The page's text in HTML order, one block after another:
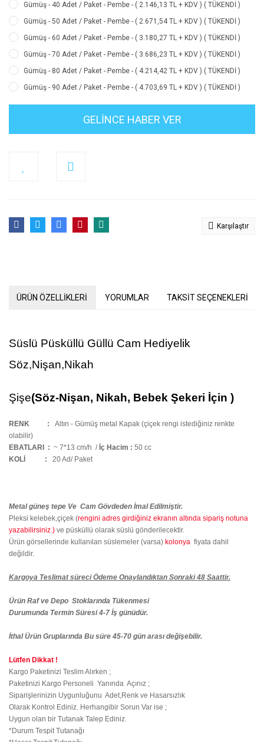
Gümüş - 40 Adet / Paket - Pembe - ( 2.146,13 TL + KDV ) ( TÜKENDİ )
Gümüş - 50 Adet / Paket - Pembe - ( 2.671,54 TL + KDV ) ( TÜKENDİ )
Gümüş - 60 Adet / Paket - Pembe - ( 3.180,27 TL + KDV ) ( TÜKENDİ )
Gümüş - 70 Adet / Paket - Pembe - ( 3.686,23 TL + KDV ) ( TÜKENDİ )
Gümüş - 80 Adet / Paket - Pembe - ( 4.214,42 TL + KDV ) ( TÜKENDİ )
Gümüş - 90 Adet / Paket - Pembe - ( 4.703,69 TL + KDV ) ( TÜKENDİ )
GELİNCE HABER VER
Karşılaştır
ÜRÜN ÖZELLİKLERİ YORUMLAR TAKSİT SEÇENEKLERİ
Süslü Püsküllü Güllü Cam Hediyelik
Söz,Nişan,Nikah
Şişe(Söz-Nişan, Nikah, Bebek Şekeri İçin )
RENK : Altın - Gümüş metal Kapak (çiçek rengi istediğiniz renkte
olabilir)
EBATLARI : ~ 7*13 cm/h / İç Hacim : 50 cc
KOLİ
: 20 Ad/ Paket
Metal güneş tepe Ve Cam Gövdeden İmal Edilmiştir.
Pleksi kelebek,çiçek (rengini adres girdiğiniz ekranın altında sipariş notuna
yazabilirsiniz.) ve püsküllü olarak süslü gönderilecektir.
Ürün görsellerinde kullanılan süslemeler (varsa) kolonya fiyata dahil
değildir.
Kargoya Teslimat süreci Ödeme Onaylandıktan Sonraki 48 Saattir.
Ürün Raf ve Depo Stoklarında Tükenmesi
Durumunda Termin Süresi 4-7 İş günüdür.
İthal Ürün Gruplarında Bu süre 45-70 gün arası değişebilir.
Lütfen Dikkat !
Kargo Paketinizi Teslim Alırken ;
Paketinizi Kargo Personeli Yanında Açınız ;
Siparişlerinizin Uygunluğunu Adet,Renk ve Hasarsızlık
Olarak Kontrol Ediniz. Herhangibir Sorun Var ise ;
Uygun olan bir Tutanak Talep Ediniz.
*Durum Tespit Tutanağı